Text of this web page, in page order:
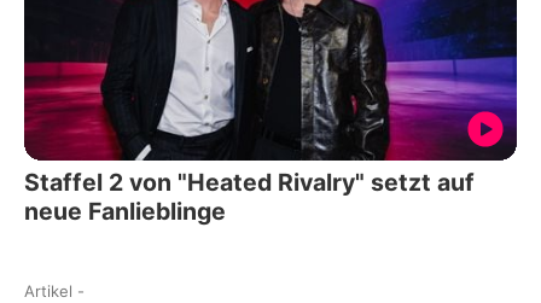
Staffel 2 von "Heated Rivalry" setzt auf
neue Fanlieblinge
Artikel -